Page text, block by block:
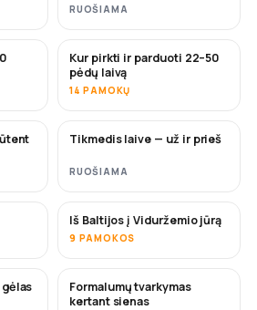
RUOŠIAMA
NETRUKUS
Kur pirkti ir parduoti 22–50
pėdų laivą
14 PAMOKŲ
NETRUKUS
Tikmedis laive — už ir prieš
RUOŠIAMA
NETRUKUS
Iš Baltijos į Viduržemio jūrą
9 PAMOKOS
Formalumų tvarkymas
kertant sienas